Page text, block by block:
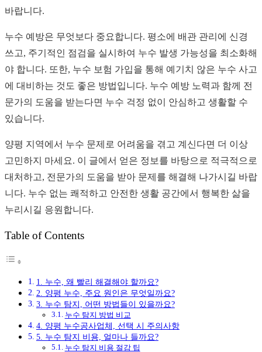
바랍니다.
누수 예방은 무엇보다 중요합니다. 평소에 배관 관리에 신경
쓰고, 주기적인 점검을 실시하여 누수 발생 가능성을 최소화해
야 합니다. 또한, 누수 보험 가입을 통해 예기치 않은 누수 사고
에 대비하는 것도 좋은 방법입니다. 누수 예방 노력과 함께 전
문가의 도움을 받는다면 누수 걱정 없이 안심하고 생활할 수
있습니다.
양평 지역에서 누수 문제로 어려움을 겪고 계신다면 더 이상
고민하지 마세요. 이 글에서 얻은 정보를 바탕으로 적극적으로
대처하고, 전문가의 도움을 받아 문제를 해결해 나가시길 바랍
니다. 누수 없는 쾌적하고 안전한 생활 공간에서 행복한 삶을
누리시길 응원합니다.
Table of Contents
1. 누수, 왜 빨리 해결해야 할까요?
2. 양평 누수, 주요 원인은 무엇일까요?
3. 누수 탐지, 어떤 방법들이 있을까요?
누수 탐지 방법 비교
4. 양평 누수공사업체, 선택 시 주의사항
5. 누수 탐지 비용, 얼마나 들까요?
누수 탐지 비용 절감 팁